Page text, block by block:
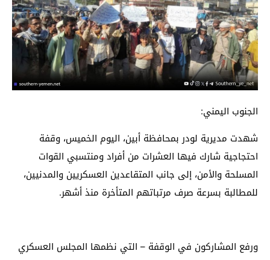
الجنوب اليمني:
شهدت مديرية لودر بمحافظة أبين، اليوم الخميس، وقفة
احتجاجية شارك فيها العشرات من أفراد ومنتسبي القوات
المسلحة والأمن، إلى جانب المتقاعدين العسكريين والمدنيين،
للمطالبة بسرعة صرف مرتباتهم المتأخرة منذ أشهر.
ورفع المشاركون في الوقفة – التي نظمها المجلس العسكري